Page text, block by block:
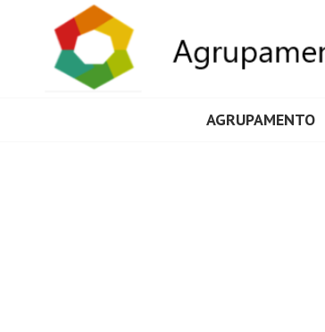
AGRUPAMENTO